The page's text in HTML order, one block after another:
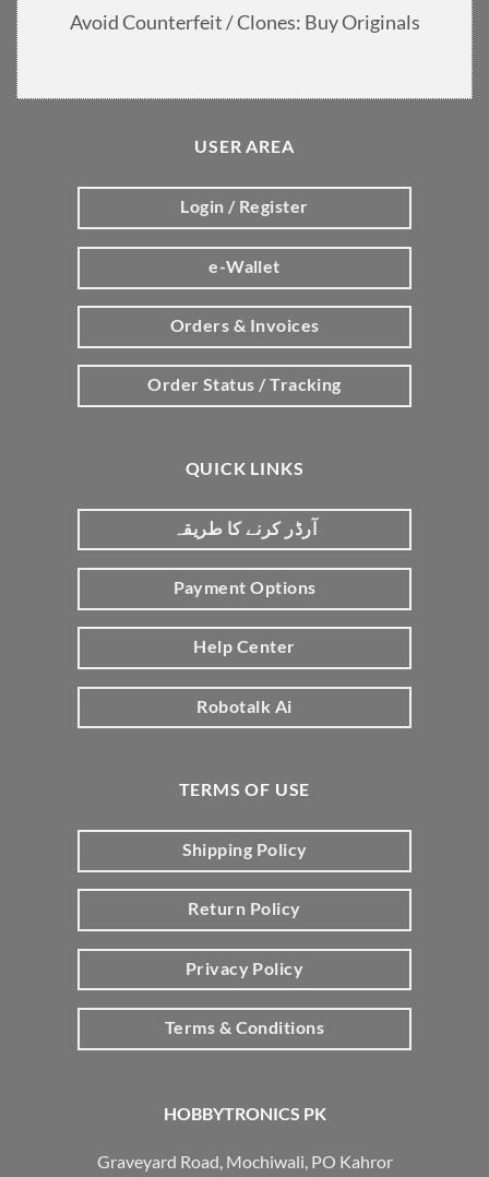
Avoid Counterfeit / Clones: Buy Originals
HOBBYTRONICS PK
Graveyard Road, Mochiwali, PO Kahror
USER AREA
Login / Register
e-Wallet
Orders & Invoices
Order Status / Tracking
QUICK LINKS
آرڈر کرنے کا طریقہ
Payment Options
Help Center
Robotalk Ai
TERMS OF USE
Shipping Policy
Return Policy
Privacy Policy
Terms & Conditions